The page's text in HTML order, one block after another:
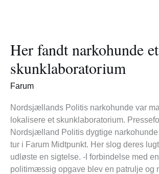
Her fandt narkohunde et
skunklaboratorium
Farum
Nordsjællands Politis narkohunde var
lokalisere et skunklaboratorium.
Nordsjælland Politis dygtige narkohunde
tur i Farum Midtpunkt. Her slog deres
udløste en sigtelse. -I forbindelse med
politimæssig opgave blev en patrulje og
narkohunde
et
skunklaboratorium